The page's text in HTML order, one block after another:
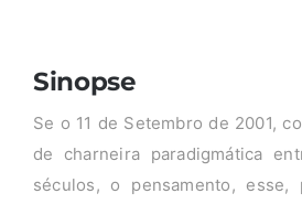
Sinopse
Se o 11 de Setembro de 2001,
de charneira paradigmática
séculos, o pensamento, esse,